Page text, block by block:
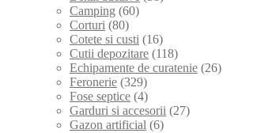
Camping (60)
Corturi (80)
Cotete si custi (16)
Cutii depozitare (118)
Echipamente de curatenie (26)
Feronerie (329)
Fose septice (4)
Garduri si accesorii (27)
Gazon artificial (6)